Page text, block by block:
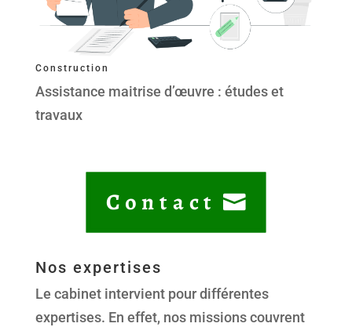
Construction
Assistance maitrise d’œuvre : études et
travaux
Contact
Nos expertises
Le cabinet intervient pour différentes
expertises. En effet, nos missions couvrent